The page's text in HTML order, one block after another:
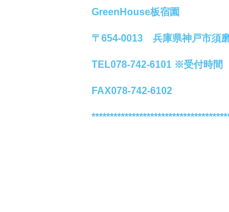
GreenHouse板宿園
〒654-0013 兵庫県神戸市須
TEL078-742-6101 ※受付時間
FAX078-742-6102